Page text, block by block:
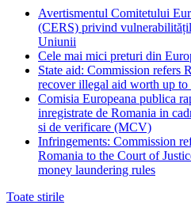
Avertismentul Comitetului
(CERS) privind
Uniunii
Cele mai mici preturi din
State aid: Commission refers
recover illegal aid worth up
Comisia Europeana publica
inregistrate de Romania in
si de verificare (MCV)
Infringements: Commission
Romania to the Court of
money laundering rules
Toate stirile